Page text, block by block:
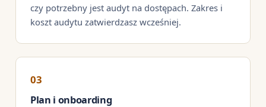
czy potrzebny jest audyt na dostępach. Zakres i
koszt audytu zatwierdzasz wcześniej.
Plan i onboarding